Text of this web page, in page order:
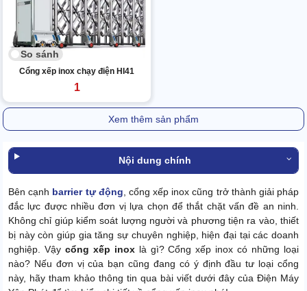
So sánh
Cổng xếp inox chạy điện HI41
1
Xem thêm sản phẩm
Nội dung chính
Bên cạnh barrier tự động , cổng xếp inox cũng trở thành giải pháp
đắc lực được nhiều đơn vị lựa chọn để thắt chặt vấn đề an ninh.
Không chỉ giúp kiểm soát lượng người và phương tiện ra vào, thiết
bị này còn giúp gia tăng sự chuyên nghiệp, hiện đại tại các doanh
nghiệp. Vậy cổng xếp inoxlà gì? Cổng xếp inox có những loại
nào? Nếu đơn vị của bạn cũng đang có ý định đầu tư loại cổng
này, hãy tham khảo thông tin qua bài viết dưới đây của Điện Máy